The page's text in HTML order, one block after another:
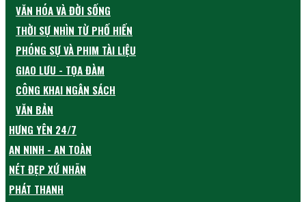
VĂN HÓA VÀ ĐỜI SỐNG
THỜI SỰ NHÌN TỪ PHỐ HIẾN
PHÓNG SỰ VÀ PHIM TÀI LIỆU
GIAO LƯU - TỌA ĐÀM
CÔNG KHAI NGÂN SÁCH
VĂN BẢN
HƯNG YÊN 24/7
AN NINH - AN TOÀN
NÉT ĐẸP XỨ NHÃN
PHÁT THANH